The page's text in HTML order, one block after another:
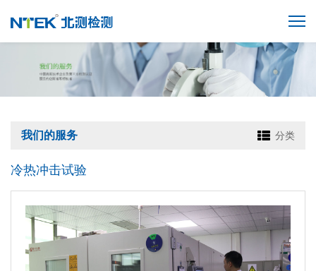
我们的服务 分类
冷热冲击试验